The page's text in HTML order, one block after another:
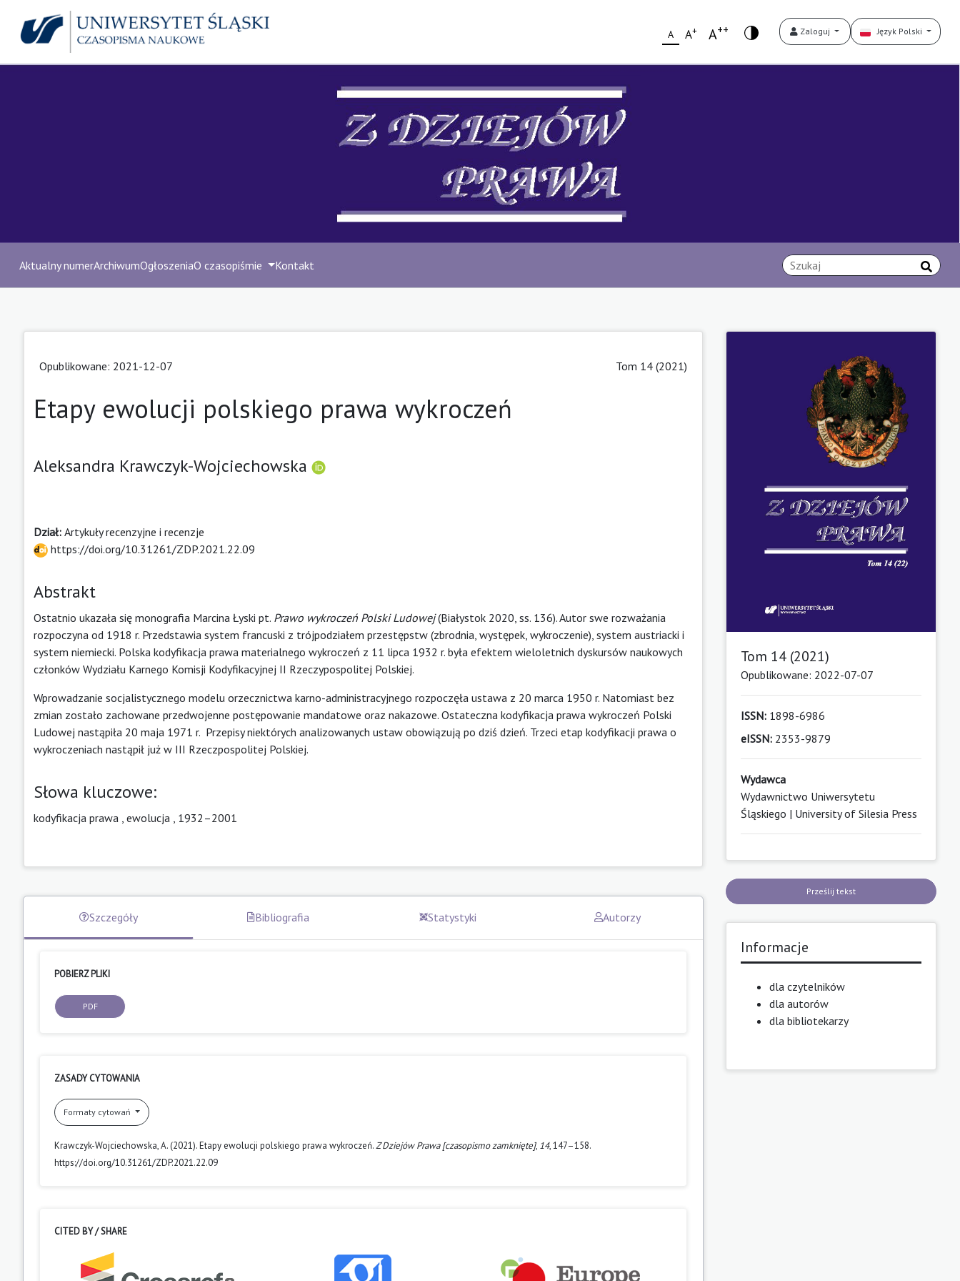
A A+ A++ Zaloguj Język Polski
Aktualny numerArchiwumOgłoszeniaO czasopiśmie Kontakt
Opublikowane: 2021-12-07 Tom 14 (2021)
Etapy ewolucji polskiego prawa wykroczeń
Aleksandra Krawczyk-Wojciechowska
Dział: Artykuły recenzyjne i recenzje
https://doi.org/10.31261/ZDP.2021.22.09
Abstrakt
Ostatnio ukazała się monografia Marcina Łyski pt. Prawo wykroczeń Polski Ludowej(Białystok 2020, ss. 136). Autor swe rozważania
rozpoczyna od 1918 r. Przedstawia system francuski z trójpodziałem przestępstw (zbrodnia, występek, wykroczenie), system austriacki i
system niemiecki. Polska kodyfikacja prawa materialnego wykroczeń z 11 lipca 1932 r. była efektem wieloletnich dyskursów naukowych
członków Wydziału Karnego Komisji Kodyfikacyjnej II Rzeczypospolitej Polskiej.
Wprowadzanie socjalistycznego modelu orzecznictwa karno-administracyjnego rozpoczęła ustawa z 20 marca 1950 r. Natomiast bez
zmian zostało zachowane przedwojenne postępowanie mandatowe oraz nakazowe. Ostateczna kodyfikacja prawa wykroczeń Polski
Ludowej nastąpiła 20 maja 1971 r. Przepisy niektórych analizowanych ustaw obowiązują po dziś dzień. Trzeci etap kodyfikacji prawa o
wykroczeniach nastąpił już w III Rzeczpospolitej Polskiej.
Słowa kluczowe:
kodyfikacja prawa ewolucja 1932–2001
Szczegóły Bibliografia Statystyki Autorzy
POBIERZ PLIKI
PDF
ZASADY CYTOWANIA
Formaty cytowań
Krawczyk-Wojciechowska, A. (2021). Etapy ewolucji polskiego prawa wykroczeń.Z Dziejów Prawa [czasopismo zamknięte], 14, 147–158.
https://doi.org/10.31261/ZDP.2021.22.09
CITED BY / SHARE
Tom 14 (2021)
Opublikowane: 2022-07-07
ISSN:1898-6986
eISSN:2353-9879
Wydawca
Wydawnictwo Uniwersytetu
Śląskiego | University of Silesia Press
Prześlij tekst
Informacje
dla czytelników
dla autorów
dla bibliotekarzy